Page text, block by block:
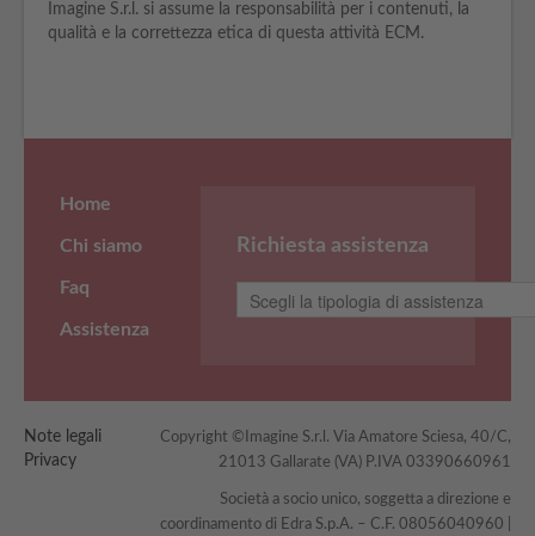
Imagine S.r.l. si assume la responsabilità per i contenuti, la
qualità e la correttezza etica di questa attività ECM.
Home
Chi siamo
Faq
Assistenza
Richiesta assistenza
Note legali
Privacy
Copyright ©Imagine S.r.l. Via Amatore Sciesa, 40/C,
21013 Gallarate (VA) P.IVA 03390660961
Società a socio unico, soggetta a direzione e
coordinamento di Edra S.p.A. – C.F. 08056040960 |